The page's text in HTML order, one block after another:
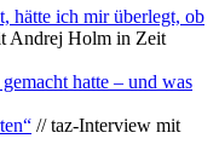
hätte ich mir überlegt, ob
Andrej Holm in Zeit
hatte – und was
// taz-Interview mit